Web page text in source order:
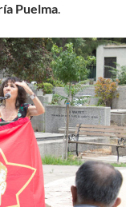
Puelma.